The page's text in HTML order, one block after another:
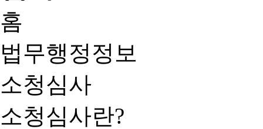
홈
법무행정정보
소청심사
소청심사란?